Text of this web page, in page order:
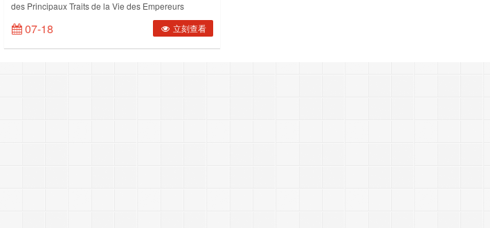
绘册页.高清.约18世纪 PDF电子版下载
des Principaux Traits de la Vie des Empereurs
Chinois.2卷.彩绘册页.高清.约18世纪 文件格式：pdf 下
载方式：百度网盘内容截图：(图片有压缩，网盘下载后
更清……
07-18 立刻查看